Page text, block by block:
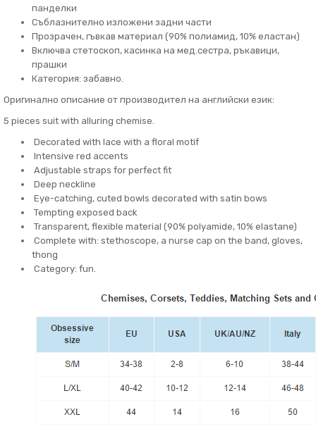
панделки
Съблазнително изложени задни части
Прозрачен, гъвкав материал (90% полиамид, 10% еластан)
Включва стетоскоп, касинка на мед.сестра, ръкавици,
прашки
Категория: забавно.
Оригинално описание от производител на английски език:
5 pieces suit with alluring chemise.
Decorated with lace with a floral motif
Intensive red accents
Adjustable straps for perfect fit
Deep neckline
Eye-catching, cuted bowls decorated with satin bows
Tempting exposed back
Transparent, flexible material (90% polyamide, 10% elastane)
Complete with: stethoscope, a nurse cap on the band, gloves,
thong
Category: fun.